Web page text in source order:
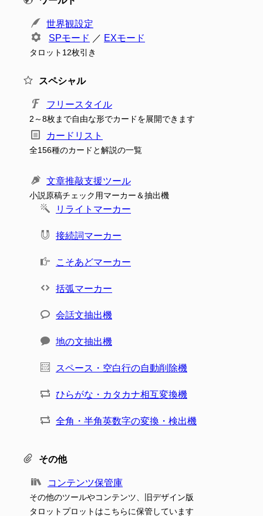
世界観設定
SPモード ／ EXモード
タロット12枚引き
スペシャル
フリースタイル
2～8枚まで自由な形でカードを展開できます
カードリスト
全156種のカードと解説の一覧
文章推敲支援ツール
小説原稿チェック用マーカー＆抽出機
リライトマーカー
接続詞マーカー
こそあどマーカー
括弧マーカー
会話文抽出機
地の文抽出機
スペース・空白行の自動削除機
ひらがな・カタカナ相互変換機
全角・半角英数字の変換・検出機
その他
コンテンツ保管庫
その他のツールやコンテンツ、旧デザイン版
タロットプロットはこちらに保管しています